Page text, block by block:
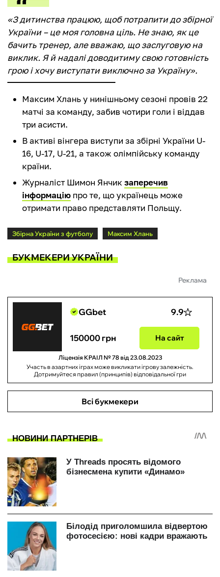
«З дитинства працюю, щоб потрапити до збірної
України – це моя головна ціль. Не знаю, як це
бачить тренер, але вважаю, що заслуговую на
виклик. Я й надалі доводитиму свою готовність
грою і хочу виступати виключно за Україну».
Максим Хлань у нинішньому сезоні провів 22
матчі за команду, забив чотири голи і віддав
три асисти.
В активі вінгера виступи за збірні України U-
16, U-17, U-21, а також олімпійську команду
країни.
Журналіст Шимон Янчик заперечив
інформацію про те, що українець може
отримати право представляти Польщу.
Збірна України з футболу Максим Хлань
БУКМЕКЕРИ УКРАЇНИ
Реклама
GGbet 9.9
150000 грн На сайт
Ліцензія КРАІЛ № 78 від 23.08.2023
Участь в азартних іграх може викликати ігрову залежність.
Дотримуйтеся правил (принципів) відповідальної гри
Всі букмекери